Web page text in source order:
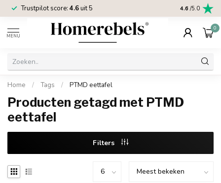
Trustpilot score: 4.6uit 5 2 jaar
4.6 /5.0
MENU
0
Home / Tags / PTMD eettafel
Producten getagd met PTMD
eettafel
Filters